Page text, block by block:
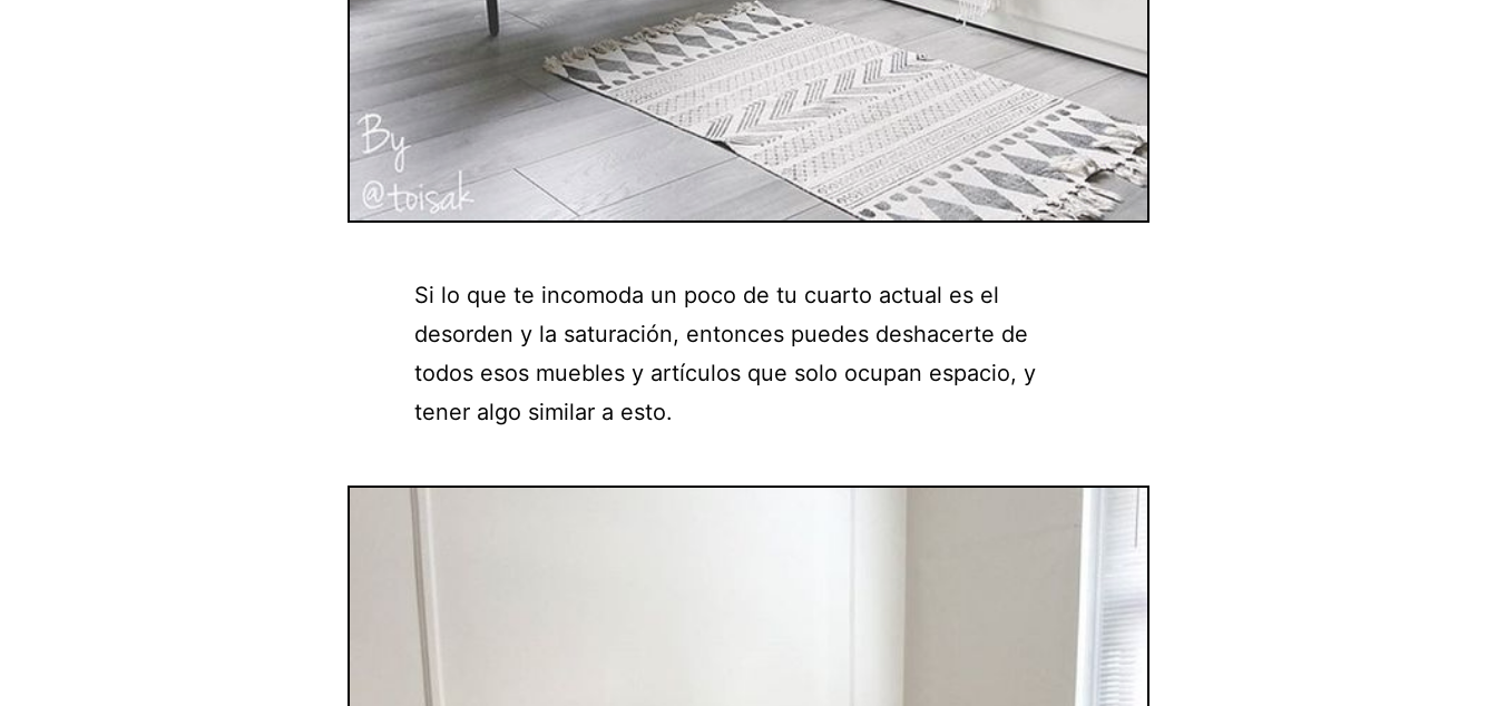
Si lo que te incomoda un poco de tu cuarto actual es el
desorden y la saturación, entonces puedes deshacerte de
todos esos muebles y artículos que solo ocupan espacio, y
tener algo similar a esto.